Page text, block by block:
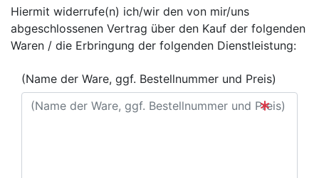
Hiermit widerrufe(n) ich/wir den von mir/uns
abgeschlossenen Vertrag über den Kauf der folgenden
Waren / die Erbringung der folgenden Dienstleistung:
(Name der Ware, ggf. Bestellnummer und Preis)